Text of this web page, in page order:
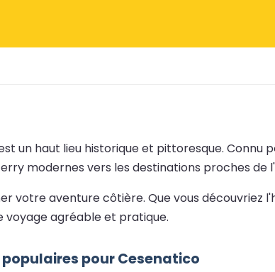
un haut lieu historique et pittoresque. Connu
modernes vers les destinations proches de
aventure côtière. Que vous découvriez
voyage agréable et pratique.
pour Cesenatico